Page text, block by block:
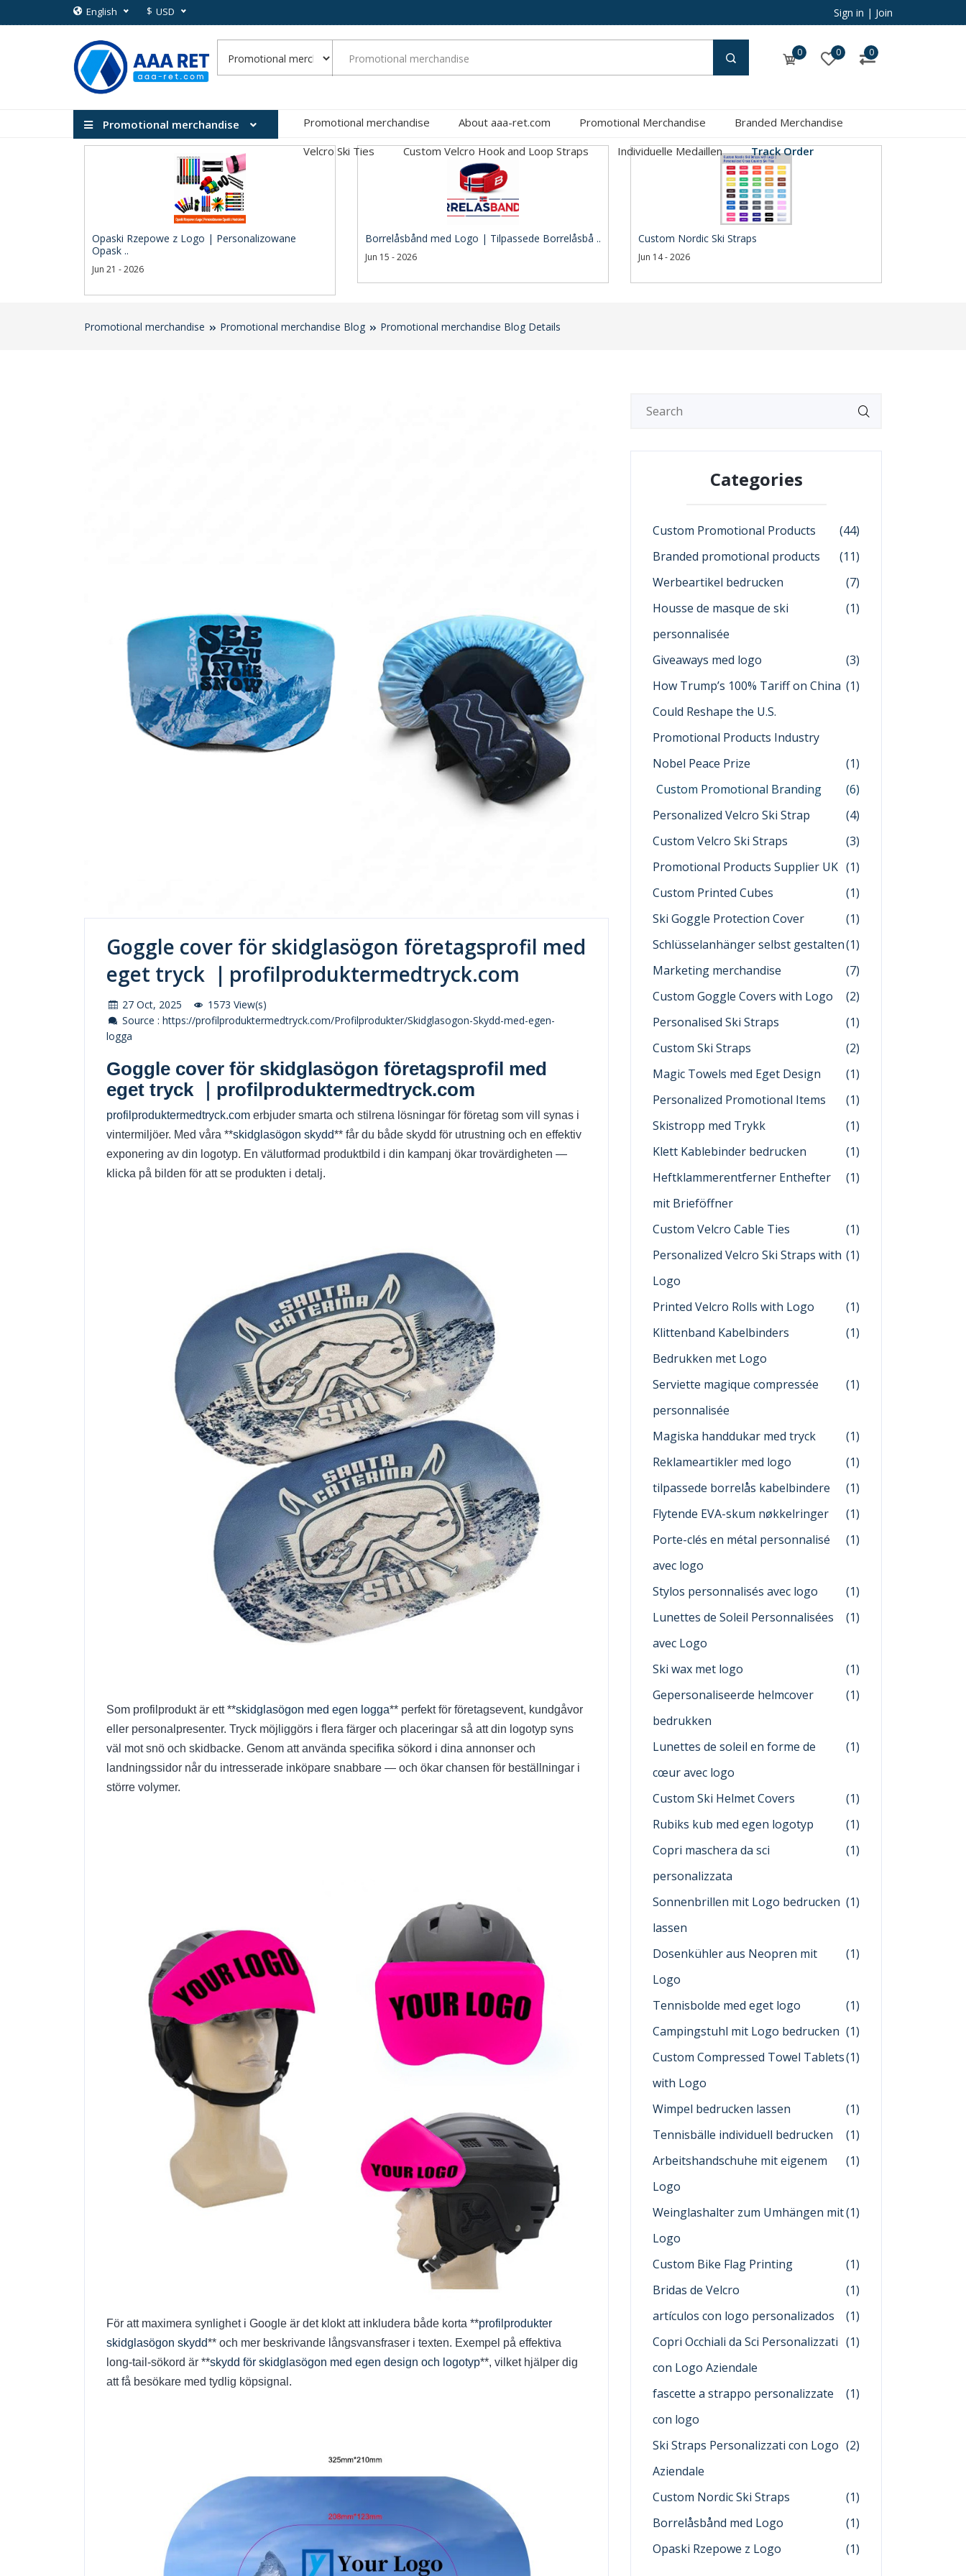
English $ USD Sign in | Join
0 0 0
Promotional merchandise Promotional merchandise About aaa-ret.com Promotional Merchandise
Branded Merchandise
Velcro Ski Ties
Custom Velcro Hook and Loop Straps Individuelle Medaillen Track Order
Opaski Rzepowe z Logo | Personalizowane
Opask ..
Jun 21 - 2026
Borrelåsbånd med Logo | Tilpassede Borrelåsbå ..
Jun 15 - 2026
Custom Nordic Ski Straps
Jun 14 - 2026
Promotional merchandise Promotional merchandise Blog Promotional merchandise Blog Details
Goggle cover för skidglasögon företagsprofil med
eget tryck ｜profilproduktermedtryck.com
27 Oct, 2025
1573 View(s)
Source : https://profilproduktermedtryck.com/Profilprodukter/Skidglasogon-Skydd-med-egen-
logga
Goggle cover för skidglasögon företagsprofil med
eget tryck ｜profilproduktermedtryck.com
profilproduktermedtryck.com erbjuder smarta och stilrena lösningar för företag som vill synas i
vintermiljöer. Med våra **skidglasögon skydd** får du både skydd för utrustning och en effektiv
exponering av din logotyp. En välutformad produktbild i din kampanj ökar trovärdigheten —
klicka på bilden för att se produkten i detalj.
Som profilprodukt är ett **skidglasögon med egen logga** perfekt för företagsevent, kundgåvor
eller personalpresenter. Tryck möjliggörs i flera färger och placeringar så att din logotyp syns
väl mot snö och skidbacke. Genom att använda specifika sökord i dina annonser och
landningssidor når du intresserade inköpare snabbare — och ökar chansen för beställningar i
större volymer.
För att maximera synlighet i Google är det klokt att inkludera både korta **profilprodukter
skidglasögon skydd** och mer beskrivande långsvansfraser i texten. Exempel på effektiva
long-tail-sökord är **skydd för skidglasögon med egen design och logotyp**, vilket hjälper dig
att få besökare med tydlig köpsignal.
Categories
Custom Promotional Products
(44)
Branded promotional products
(11)
Werbeartikel bedrucken
(7)
Housse de masque de ski
personnalisée
(1)
Giveaways med logo
(3)
How Trump’s 100% Tariff on China
Could Reshape the U.S.
Promotional Products Industry
(1)
Nobel Peace Prize
(1)
Custom Promotional Branding
(6)
Personalized Velcro Ski Strap
(4)
Custom Velcro Ski Straps
(3)
Promotional Products Supplier UK (1)
Custom Printed Cubes
(1)
Ski Goggle Protection Cover
(1)
Schlüsselanhänger selbst gestalten(1)
Marketing merchandise
(7)
Custom Goggle Covers with Logo
(2)
Personalised Ski Straps
(1)
Custom Ski Straps
(2)
Magic Towels med Eget Design
(1)
Personalized Promotional Items
(1)
Skistropp med Trykk
(1)
Klett Kablebinder bedrucken
(1)
Heftklammerentferner Enthefter
mit Brieföffner
(1)
Custom Velcro Cable Ties
(1)
Personalized Velcro Ski Straps with
Logo
(1)
Printed Velcro Rolls with Logo
(1)
Klittenband Kabelbinders
Bedrukken met Logo
(1)
Serviette magique compressée
personnalisée
(1)
Magiska handdukar med tryck
(1)
Reklameartikler med logo
(1)
tilpassede borrelås kabelbindere
(1)
Flytende EVA-skum nøkkelringer
(1)
Porte-clés en métal personnalisé
avec logo
(1)
Stylos personnalisés avec logo
(1)
Lunettes de Soleil Personnalisées
avec Logo
(1)
Ski wax met logo
(1)
Gepersonaliseerde helmcover
bedrukken
(1)
Lunettes de soleil en forme de
cœur avec logo
(1)
Custom Ski Helmet Covers
(1)
Rubiks kub med egen logotyp
(1)
Copri maschera da sci
personalizzata
(1)
Sonnenbrillen mit Logo bedrucken
lassen
(1)
Dosenkühler aus Neopren mit
Logo
(1)
Tennisbolde med eget logo
(1)
Campingstuhl mit Logo bedrucken (1)
Custom Compressed Towel Tablets
with Logo
(1)
Wimpel bedrucken lassen
(1)
Tennisbälle individuell bedrucken
(1)
Arbeitshandschuhe mit eigenem
Logo
(1)
Weinglashalter zum Umhängen mit
Logo
(1)
Custom Bike Flag Printing
(1)
Bridas de Velcro
(1)
artículos con logo personalizados
(1)
Copri Occhiali da Sci Personalizzati
con Logo Aziendale
(1)
fascette a strappo personalizzate
con logo
(1)
Ski Straps Personalizzati con Logo
Aziendale
(2)
Custom Nordic Ski Straps
(1)
Borrelåsbånd med Logo
(1)
Opaski Rzepowe z Logo
(1)